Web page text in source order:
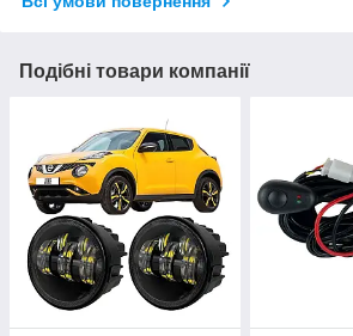
Подібні товари компанії